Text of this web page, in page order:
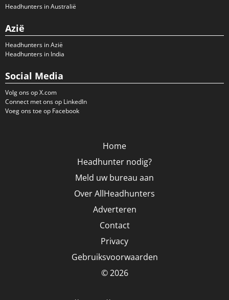
Headhunters in Australië
Azië
Headhunters in Azië
Headhunters in India
Social Media
Volg ons op X.com
Connect met ons op LinkedIn
Voeg ons toe op Facebook
Home
Headhunter nodig?
Meld uw bureau aan
Over AllHeadhunters
Adverteren
Contact
Privacy
Gebruiksvoorwaarden
© 2026